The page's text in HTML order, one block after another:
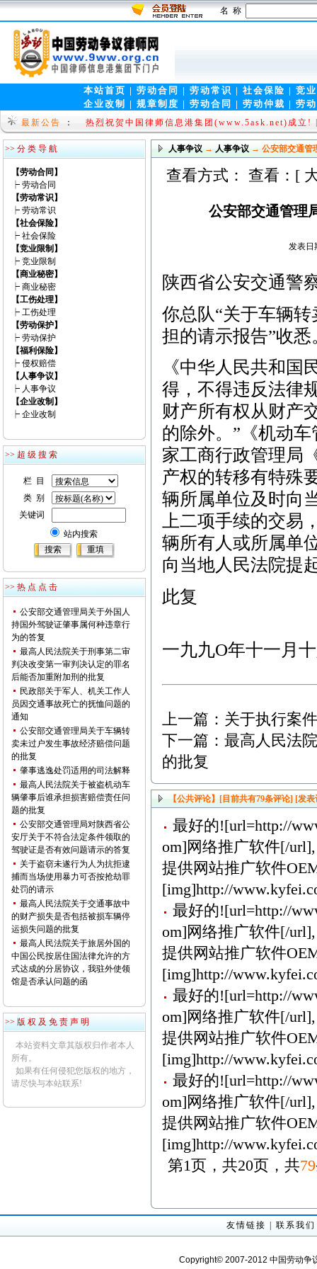
名 称
本站首页 | 劳动合同 | 劳动常识 | 社会保险 | 竞
企业改制
| 规章制度 | 劳动合同 | 劳动仲裁 | 劳
最新公告 ：
法律视窗(www.9wen.net)全新上线!! [law 2009-
热烈祝贺中国律师信息港集团(www.5ask.net)成立!
>> 分 类 导 航
【劳动合同】
┝ 劳动合同
【劳动常识】
┝ 劳动常识
【社会保险】
┝ 社会保险
【竞业限制】
┝ 竞业限制
【商业秘密】
┝ 商业秘密
【工伤处理】
┝ 工伤处理
【劳动保护】
┝ 劳动保护
【福利保险】
┝ 侵权赔偿
【人事争议】
┝ 人事争议
【企业改制】
┝ 企业改制
>> 超 级 搜 索
栏 目
类 别
关键词
站内搜索
>> 热 点 点 击
公安部交通管理局关于外国人
持国外驾驶证肇事属何种违章行
为的答复
最高人民法院关于刑事第二审
判决改变第一审判决认定的罪名
后能否加重附加刑的批复
民政部关于军人、机关工作人
员因交通事故死亡的抚恤问题的
通知
公安部交通管理局关于车辆转
卖未过户发生事故经济赔偿问题
的批复
肇事逃逸处罚适用的司法解释
最高人民法院关于被盗机动车
辆肇事后谁承担损害赔偿责任问
题的批复
公安部交通管理局对陕西省公
安厅关于不符合法定条件领取的
驾驶证是否有效问题请示的答复
关于盗窃未遂行为人为抗拒逮
捕而当场使用暴力可否按抢劫罪
处罚的请示
最高人民法院关于交通事故中
的财产损失是否包括被损车辆停
运损失问题的批复
最高人民法院关于旅居外国的
中国公民按居住国法律允许的方
式达成的分居协议，我驻外使领
馆是否承认问题的函
>> 版 权 及 免 责 声 明
本站资料文章其版权归作者本人
所有。
如果有任何侵犯您版权的地方，
请尽快与本站联系!
人事争议→ 人事争议→ 公安部交通管
查看方式： 查看：[
公安部交通管理
发表日
陕西省公安交通警
你总队“关于车辆
担的请示报告”收
《中华人民共和国
得，不得违反法律
财产所有权从财产
的除外。”《机动
家工商行政管理局
产权的转移有特殊
辆所属单位及时向
上二项手续的交易
辆所有人或所属单
向当地人民法院提
此复
一九九O年十一月
上一篇： 关于执行案
下一篇： 最高人民法
的批复
【公共评论】[目前共有79条评论] [发
最好的![url=http://
om]网络推广软件[/url],
提供网站推广软件
[img]http://
最好的![url=http://
om]网络推广软件[/url],
提供网站推广软件
[img]http://
最好的![url=http://
om]网络推广软件[/url],
提供网站推广软件
[img]http://
最好的![url=http://
om]网络推广软件[/url],
提供网站推广软件
[img]http://
第1页，共20页，共79
友情链接 联系我们
Copyright© 2007-2012 中国劳动争